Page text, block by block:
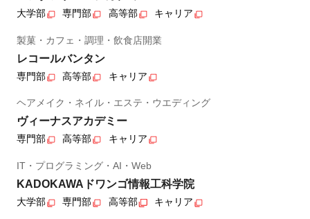
大学部 専門部 高等部 キャリア
製菓・カフェ・調理・飲食店開業
レコールバンタン
専門部 高等部 キャリア
ヘアメイク・ネイル・エステ・ウエディング
ヴィーナスアカデミー
専門部 高等部 キャリア
IT・プログラミング・AI・Web
KADOKAWAドワンゴ情報工科学院
大学部 専門部 高等部 キャリア